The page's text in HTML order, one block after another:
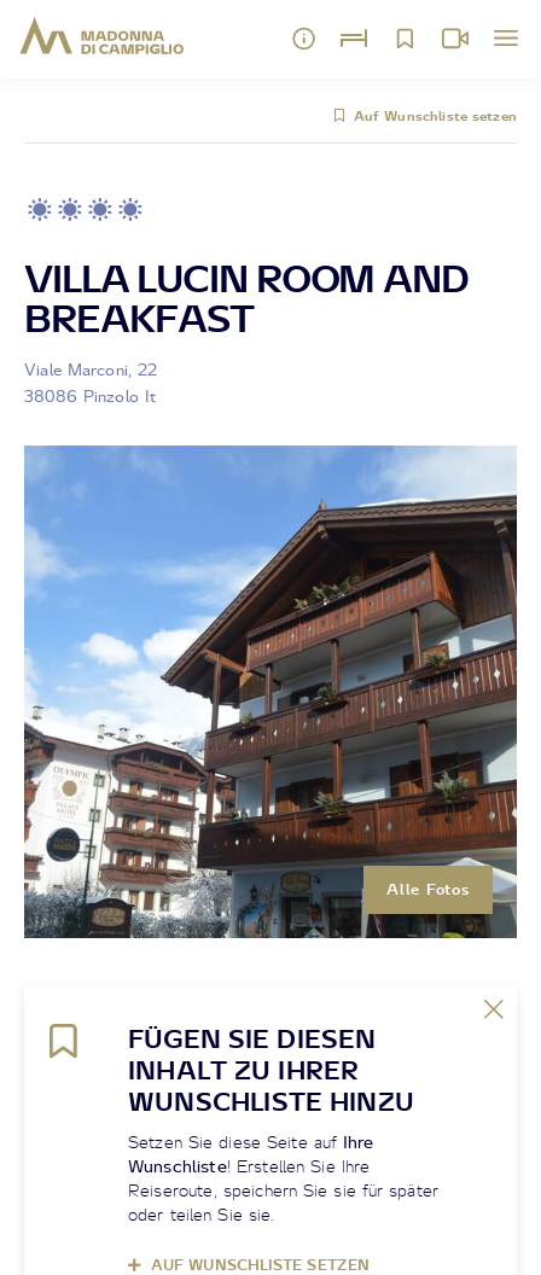
Auf Wunschliste setzen
VILLA LUCIN ROOM AND
BREAKFAST
Viale Marconi, 22
38086 Pinzolo It
Alle Fotos
FÜGEN SIE DIESEN
INHALT ZU IHRER
WUNSCHLISTE HINZU
Setzen Sie diese Seite auf Ihre
Wunschliste! Erstellen Sie Ihre
Reiseroute, speichern Sie sie für später
oder teilen Sie sie.
AUF WUNSCHLISTE SETZEN